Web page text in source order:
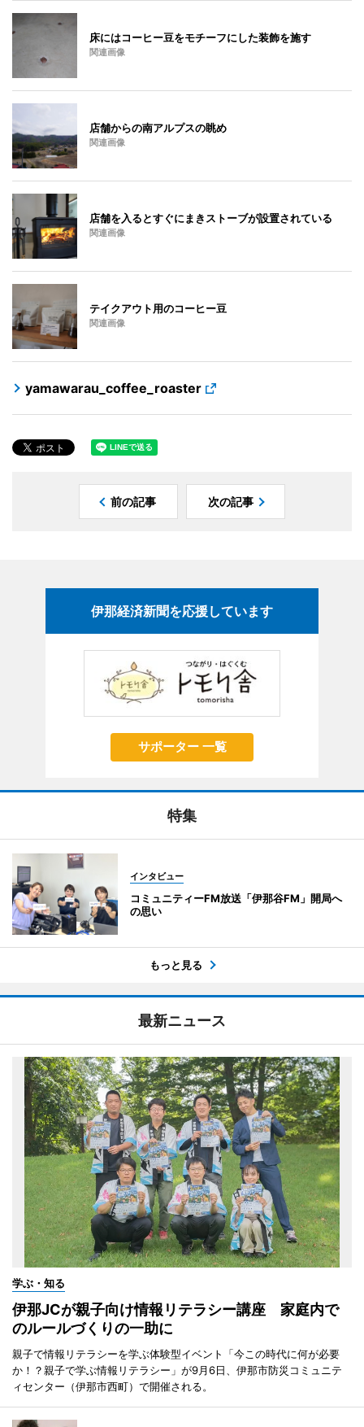
床にはコーヒー豆をモチーフにした装飾を施す
関連画像
店舗からの南アルプスの眺め
関連画像
店舗を入るとすぐにまきストーブが設置されている
関連画像
テイクアウト用のコーヒー豆
関連画像
yamawarau_coffee_roaster
前の記事 次の記事
伊那経済新聞を応援しています
サポーター 一覧
特集
インタビュー
コミュニティーFM放送「伊那谷FM」開局へ
の思い
もっと見る
最新ニュース
学ぶ・知る
伊那JCが親子向け情報リテラシー講座 家庭内で
のルールづくりの一助に
親子で情報リテラシーを学ぶ体験型イベント「今この時代に何が必要
か！？親子で学ぶ情報リテラシー」が9月6日、伊那市防災コミュニテ
ィセンター（伊那市西町）で開催される。